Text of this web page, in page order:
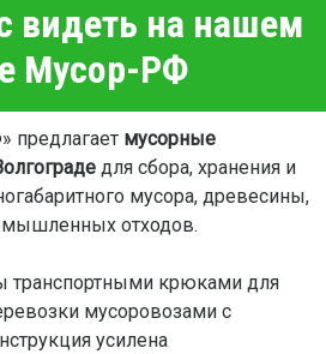
видеть на нашем
Мусор-РФ
предлагает мусорные
для сбора, хранения и
мусора, древесины,
отходов.
транспортными крюками для
мусоровозами с
усилена